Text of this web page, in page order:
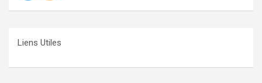
Liens Utiles